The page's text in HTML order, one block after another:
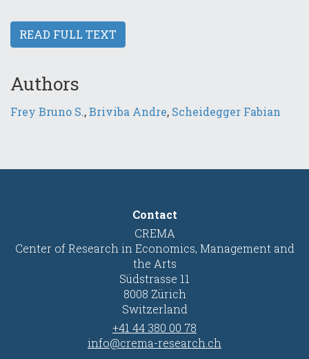
READ FULL TEXT
Authors
Frey Bruno S.,Briviba Andre, Scheidegger Fabian
Contact
CREMA
Center of Research in Economics, Management and
the Arts
Südstrasse 11
8008 Zürich
Switzerland
+41 44 380 00 78
info@crema-research.ch